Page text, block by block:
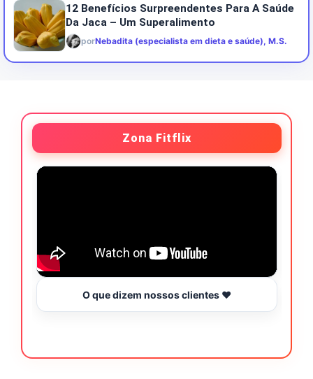
12 Benefícios Surpreendentes Para A Saúde
Da Jaca – Um Superalimento
porNebadita (especialista em dieta e saúde), M.S.
Zona Fitflix
O que dizem nossos clientes ❤️